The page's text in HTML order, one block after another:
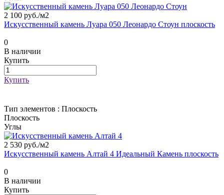
2 100 руб./м2
Искусственный камень Луара 050 Леонардо Стоун плоскость
0
В наличии
Купить
Купить
Тип элементов : Плоскость
Плоскость
Углы
2 530 руб./м2
Искусственный камень Алтай 4 Идеальный Камень плоскость
0
В наличии
Купить